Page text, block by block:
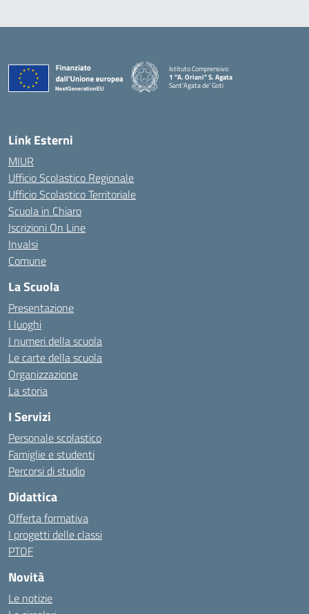
Istituto Comprensivo
1 "A. Oriani" S. Agata
Sant'Agata de' Goti
— Visita la pagina iniziale della scuola
Link Esterni
MIUR
Ufficio Scolastico Regionale
Ufficio Scolastico Territoriale
Scuola in Chiaro
Iscrizioni On Line
Invalsi
Comune
La Scuola
Presentazione
I luoghi
I numeri della scuola
Le carte della scuola
Organizzazione
La storia
I Servizi
Personale scolastico
Famiglie e studenti
Percorsi di studio
Didattica
Offerta formativa
I progetti delle classi
PTOF
Novità
Le notizie